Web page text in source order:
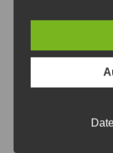
E-MAIL-ADRESSE
WEBSITE